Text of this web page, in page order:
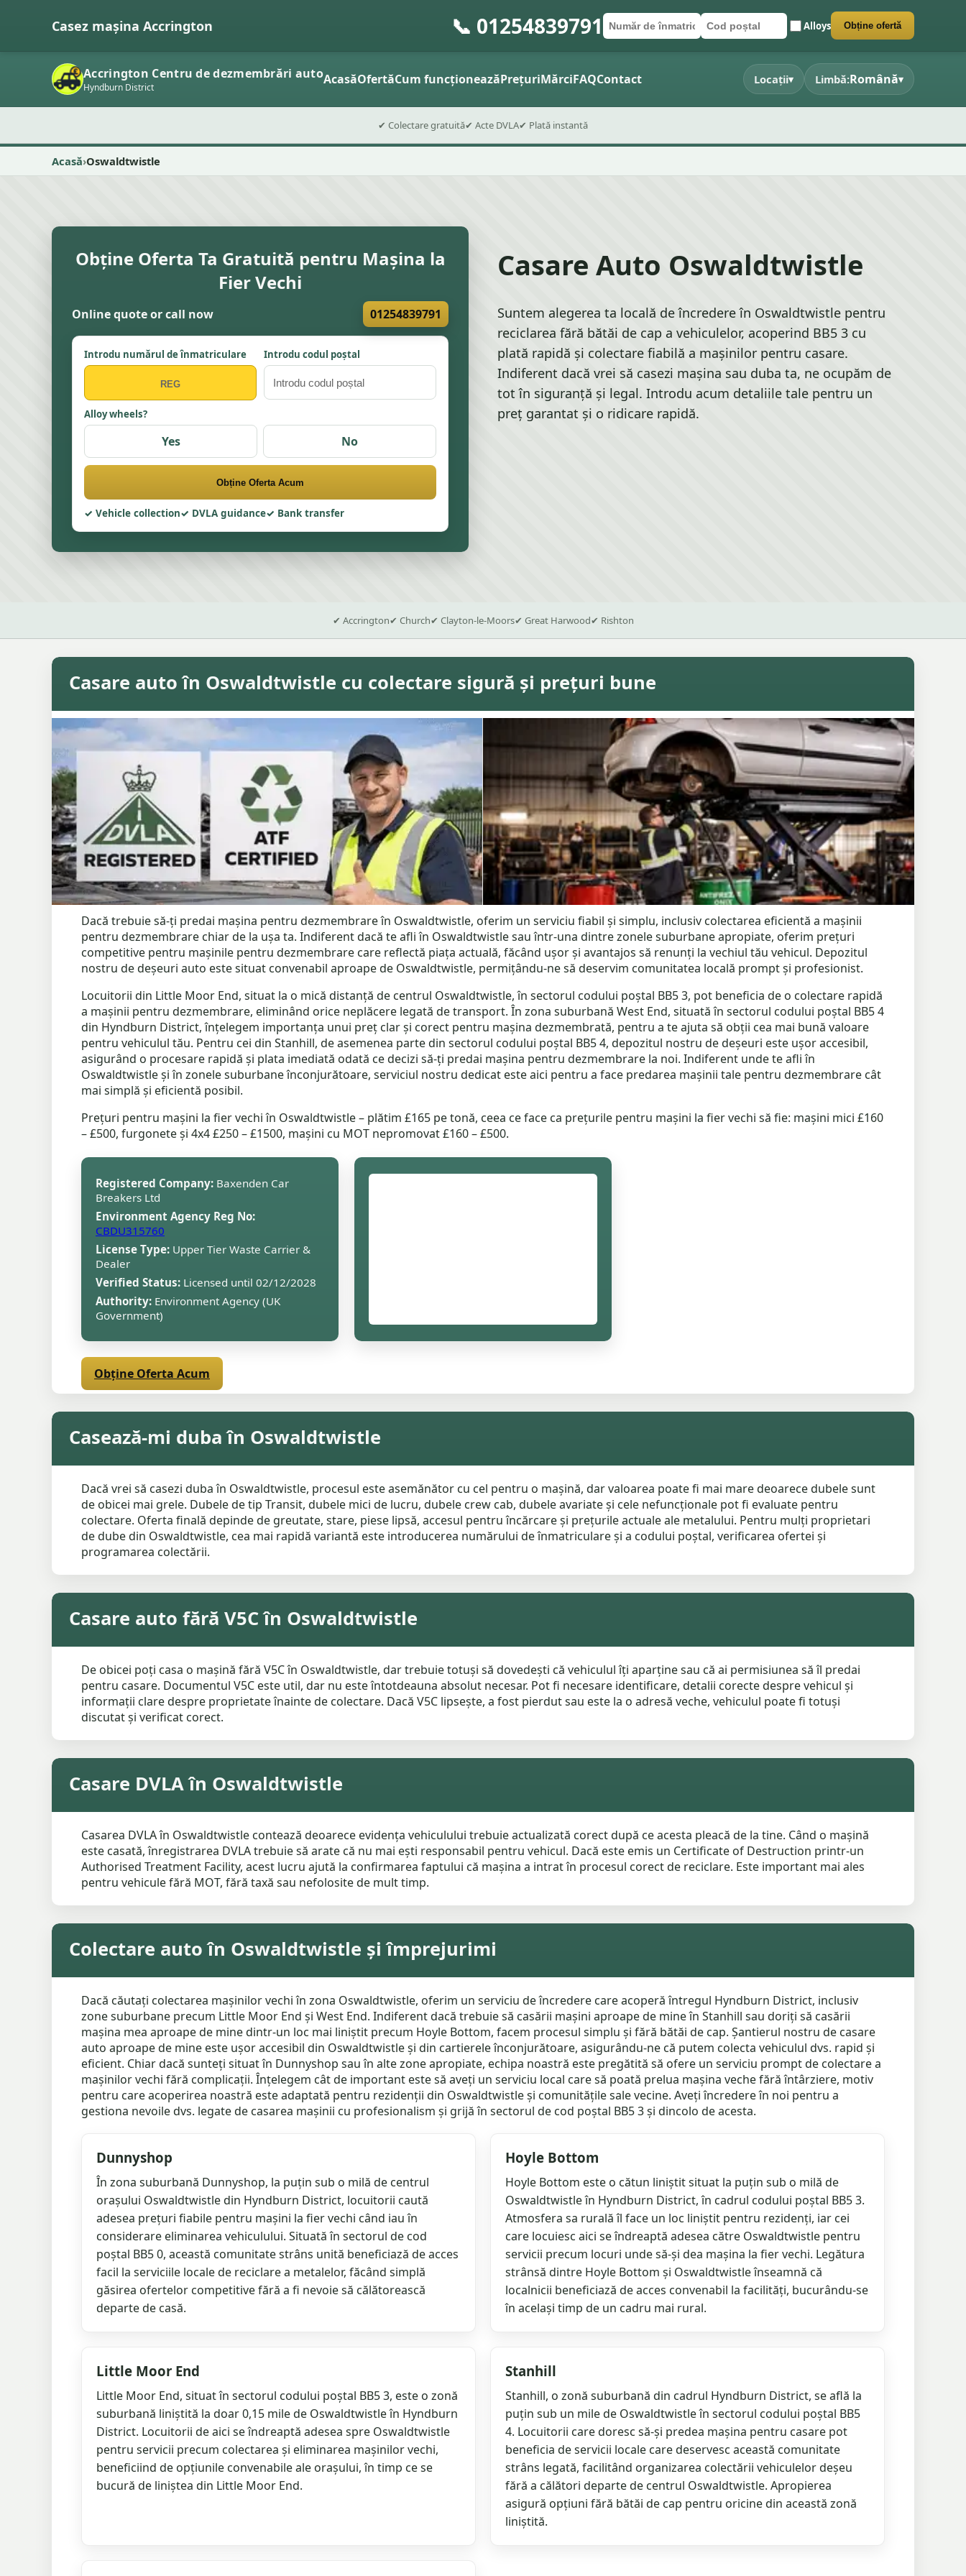
Casez mașina Accrington 📞 01254839791Număr de înmatriculare
Cod poștal Alloys
Trimite formularul Obține ofertă
Accrington Centru de dezmembrări auto
Hyndburn District AcasăOfertăCum funcționeazăPrețuriMărciFAQContact Locații▾ Limbă:Română▾
✔ Colectare gratuită✔ Acte DVLA✔ Plată instantă
Acasă Oswaldtwistle
Obține Oferta Ta Gratuită pentru Mașina la
Fier Vechi
Online quote or call now 01254839791
Introdu numărul de înmatriculare Introdu codul poștal
Alloy wheels?
Yes No
Obține Oferta Acum
Vehicle collection DVLA guidance Bank transfer
Casare Auto Oswaldtwistle
Suntem alegerea ta locală de încredere în Oswaldtwistle pentru
reciclarea fără bătăi de cap a vehiculelor, acoperind BB5 3 cu
plată rapidă și colectare fiabilă a mașinilor pentru casare.
Indiferent dacă vrei să casezi mașina sau duba ta, ne ocupăm de
tot în siguranță și legal. Introdu acum detaliile tale pentru un
preț garantat și o ridicare rapidă.
✔ Accrington✔ Church✔ Clayton-le-Moors✔ Great Harwood✔ Rishton
Casare auto în Oswaldtwistle cu colectare sigură și prețuri bune
Dacă trebuie să-ți predai mașina pentru dezmembrare în Oswaldtwistle, oferim un serviciu fiabil și simplu, inclusiv colectarea eficientă a mașinii
pentru dezmembrare chiar de la ușa ta. Indiferent dacă te afli în Oswaldtwistle sau într-una dintre zonele suburbane apropiate, oferim prețuri
competitive pentru mașinile pentru dezmembrare care reflectă piața actuală, făcând ușor și avantajos să renunți la vechiul tău vehicul. Depozitul
nostru de deșeuri auto este situat convenabil aproape de Oswaldtwistle, permițându-ne să deservim comunitatea locală prompt și profesionist.
Locuitorii din Little Moor End, situat la o mică distanță de centrul Oswaldtwistle, în sectorul codului poștal BB5 3, pot beneficia de o colectare rapidă
a mașinii pentru dezmembrare, eliminând orice neplăcere legată de transport. În zona suburbană West End, situată în sectorul codului poștal BB5 4
din Hyndburn District, înțelegem importanța unui preț clar și corect pentru mașina dezmembrată, pentru a te ajuta să obții cea mai bună valoare
pentru vehiculul tău. Pentru cei din Stanhill, de asemenea parte din sectorul codului poștal BB5 4, depozitul nostru de deșeuri este ușor accesibil,
asigurând o procesare rapidă și plata imediată odată ce decizi să-ți predai mașina pentru dezmembrare la noi. Indiferent unde te afli în
Oswaldtwistle și în zonele suburbane înconjurătoare, serviciul nostru dedicat este aici pentru a face predarea mașinii tale pentru dezmembrare cât
mai simplă și eficientă posibil.
Prețuri pentru mașini la fier vechi în Oswaldtwistle – plătim £165 pe tonă, ceea ce face ca prețurile pentru mașini la fier vechi să fie: mașini mici £160
– £500, furgonete și 4x4 £250 – £1500, mașini cu MOT nepromovat £160 – £500.
Registered Company: Baxenden Car
Breakers Ltd
Environment Agency Reg No:
CBDU315760
License Type: Upper Tier Waste Carrier &
Dealer
Verified Status: Licensed until 02/12/2028
Authority: Environment Agency (UK
Government)
Obține Oferta Acum
Casează-mi duba în Oswaldtwistle
Dacă vrei să casezi duba în Oswaldtwistle, procesul este asemănător cu cel pentru o mașină, dar valoarea poate fi mai mare deoarece dubele sunt
de obicei mai grele. Dubele de tip Transit, dubele mici de lucru, dubele crew cab, dubele avariate și cele nefuncționale pot fi evaluate pentru
colectare. Oferta finală depinde de greutate, stare, piese lipsă, accesul pentru încărcare și prețurile actuale ale metalului. Pentru mulți proprietari
de dube din Oswaldtwistle, cea mai rapidă variantă este introducerea numărului de înmatriculare și a codului poștal, verificarea ofertei și
programarea colectării.
Casare auto fără V5C în Oswaldtwistle
De obicei poți casa o mașină fără V5C în Oswaldtwistle, dar trebuie totuși să dovedești că vehiculul îți aparține sau că ai permisiunea să îl predai
pentru casare. Documentul V5C este util, dar nu este întotdeauna absolut necesar. Pot fi necesare identificare, detalii corecte despre vehicul și
informații clare despre proprietate înainte de colectare. Dacă V5C lipsește, a fost pierdut sau este la o adresă veche, vehiculul poate fi totuși
discutat și verificat corect.
Casare DVLA în Oswaldtwistle
Casarea DVLA în Oswaldtwistle contează deoarece evidența vehiculului trebuie actualizată corect după ce acesta pleacă de la tine. Când o mașină
este casată, înregistrarea DVLA trebuie să arate că nu mai ești responsabil pentru vehicul. Dacă este emis un Certificate of Destruction printr-un
Authorised Treatment Facility, acest lucru ajută la confirmarea faptului că mașina a intrat în procesul corect de reciclare. Este important mai ales
pentru vehicule fără MOT, fără taxă sau nefolosite de mult timp.
Colectare auto în Oswaldtwistle și împrejurimi
Dacă căutați colectarea mașinilor vechi în zona Oswaldtwistle, oferim un serviciu de încredere care acoperă întregul Hyndburn District, inclusiv
zone suburbane precum Little Moor End și West End. Indiferent dacă trebuie să casării mașini aproape de mine în Stanhill sau doriți să casării
mașina mea aproape de mine dintr-un loc mai liniștit precum Hoyle Bottom, facem procesul simplu și fără bătăi de cap. Șantierul nostru de casare
auto aproape de mine este ușor accesibil din Oswaldtwistle și din cartierele înconjurătoare, asigurându-ne că putem colecta vehiculul dvs. rapid și
eficient. Chiar dacă sunteți situat în Dunnyshop sau în alte zone apropiate, echipa noastră este pregătită să ofere un serviciu prompt de colectare a
mașinilor vechi fără complicații. Înțelegem cât de important este să aveți un serviciu local care să poată prelua mașina veche fără întârziere, motiv
pentru care acoperirea noastră este adaptată pentru rezidenții din Oswaldtwistle și comunitățile sale vecine. Aveți încredere în noi pentru a
gestiona nevoile dvs. legate de casarea mașinii cu profesionalism și grijă în sectorul de cod poștal BB5 3 și dincolo de acesta.
Dunnyshop
În zona suburbană Dunnyshop, la puțin sub o milă de centrul
orașului Oswaldtwistle din Hyndburn District, locuitorii caută
adesea prețuri fiabile pentru mașini la fier vechi când iau în
considerare eliminarea vehiculului. Situată în sectorul de cod
poștal BB5 0, această comunitate strâns unită beneficiază de acces
facil la serviciile locale de reciclare a metalelor, făcând simplă
găsirea ofertelor competitive fără a fi nevoie să călătorească
departe de casă.
Hoyle Bottom
Hoyle Bottom este o cătun liniștit situat la puțin sub o milă de
Oswaldtwistle în Hyndburn District, în cadrul codului poștal BB5 3.
Atmosfera sa rurală îl face un loc liniștit pentru rezidenți, iar cei
care locuiesc aici se îndreaptă adesea către Oswaldtwistle pentru
servicii precum locuri unde să-și dea mașina la fier vechi. Legătura
strânsă dintre Hoyle Bottom și Oswaldtwistle înseamnă că
localnicii beneficiază de acces convenabil la facilități, bucurându-se
în același timp de un cadru mai rural.
Little Moor End
Little Moor End, situat în sectorul codului poștal BB5 3, este o zonă
suburbană liniștită la doar 0,15 mile de Oswaldtwistle în Hyndburn
District. Locuitorii de aici se îndreaptă adesea spre Oswaldtwistle
pentru servicii precum colectarea și eliminarea mașinilor vechi,
beneficiind de opțiunile convenabile ale orașului, în timp ce se
bucură de liniștea din Little Moor End.
Stanhill
Stanhill, o zonă suburbană din cadrul Hyndburn District, se află la
puțin sub un mile de Oswaldtwistle în sectorul codului poștal BB5
4. Locuitorii care doresc să-și predea mașina pentru casare pot
beneficia de servicii locale care deservesc această comunitate
strâns legată, facilitând organizarea colectării vehiculelor deșeu
fără a călători departe de centrul Oswaldtwistle. Apropierea
asigură opțiuni fără bătăi de cap pentru oricine din această zonă
liniștită.